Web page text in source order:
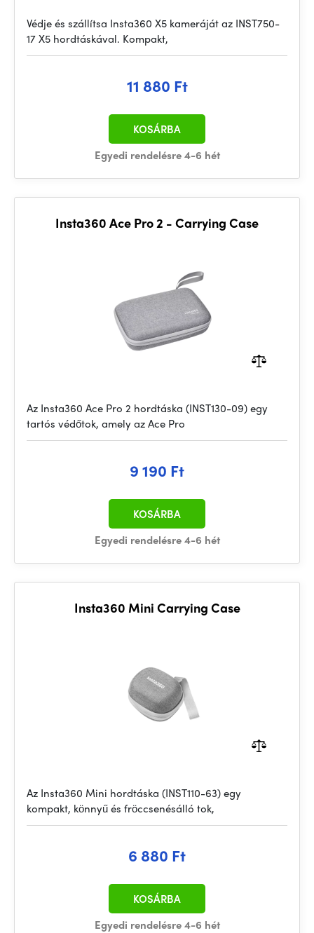
Védje és szállítsa Insta360 X5 kameráját az INST750-
17 X5 hordtáskával. Kompakt,
11 880 Ft
Egyedi rendelésre 4-6 hét
KOSÁRBA
Insta360 Ace Pro 2 - Carrying Case
Az Insta360 Ace Pro 2 hordtáska (INST130-09) egy
tartós védőtok, amely az Ace Pro
9 190 Ft
Egyedi rendelésre 4-6 hét
KOSÁRBA
Insta360 Mini Carrying Case
Az Insta360 Mini hordtáska (INST110-63) egy
kompakt, könnyű és fröccsenésálló tok,
6 880 Ft
Egyedi rendelésre 4-6 hét
KOSÁRBA